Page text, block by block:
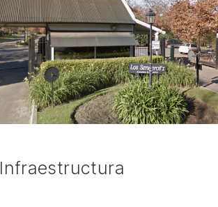
Infraestructura